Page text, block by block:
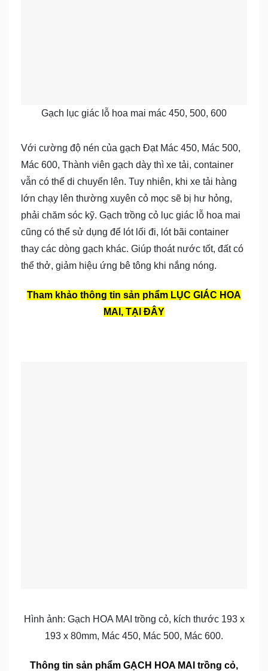
Gạch lục giác lỗ hoa mai mác 450, 500, 600
Với cường độ nén của gạch Đạt Mác 450, Mác 500,
Mác 600, Thành viên gạch dày thì xe tải, container
vẫn có thể di chuyển lên. Tuy nhiên, khi xe tải hàng
lớn chạy lên thường xuyên cỏ mọc sẽ bị hư hỏng,
phải chăm sóc kỹ. Gạch trồng cỏ lục giác lỗ hoa mai
cũng có thể sử dụng để lót lối đi, lót bãi container
thay các dòng gạch khác. Giúp thoát nước tốt, đất có
thể thở, giảm hiệu ứng bê tông khi nắng nóng.
Tham khảo thông tin sản phẩm LỤC GIÁC HOA
MAI, TẠI ĐÂY
Hình ảnh: Gạch HOA MAI trồng cỏ, kích thước 193 x
193 x 80mm, Mác 450, Mác 500, Mác 600.
Thông tin sản phẩm GẠCH HOA MAI trồng cỏ,